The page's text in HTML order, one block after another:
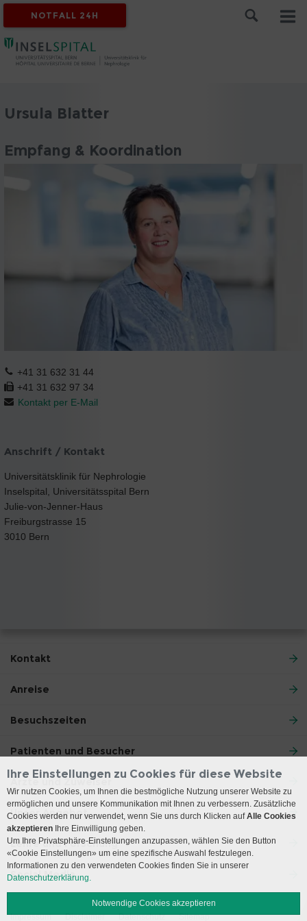
NOTFALL 24H
Ursula Blatter
Empfang & Koordination
+41 31 632 31 44
+41 31 632 97 34
Kontakt per E-Mail
Anschrift / Kontakt
Universitätsklinik für Nephrologie
Inselspital, Universitätsspital Bern
Julie-von-Jenner-Haus
Freiburgstrasse 15
3010 Bern
Kontakt
Anreise
Besuchszeiten
Patienten und Besucher
Ärzte und Zuweiser
Unser Angebot
Lehre und Forschung
Social Media
Impressum Disclaimer Datenschutz Sitemap
Ihre Einstellungen zu Cookies für diese Website
Wir nutzen Cookies, um Ihnen die bestmögliche Nutzung unserer Website zu
ermöglichen und unsere Kommunikation mit Ihnen zu verbessern. Zusätzliche
Cookies werden nur verwendet, wenn Sie uns durch Klicken aufAlle Cookies
akzeptieren Ihre Einwilligung geben.
Um Ihre Privatsphäre-Einstellungen anzupassen, wählen Sie den Button
«Cookie Einstellungen» um eine spezifische Auswahl festzulegen.
Informationen zu den verwendeten Cookies finden Sie in unserer
Datenschutzerklärung.
Notwendige Cookies akzeptieren